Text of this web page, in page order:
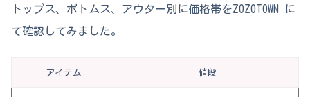
トップス、ボトムス、アウター別に価格帯をZOZOTOWN に
て確認してみました。
アイテム 値段